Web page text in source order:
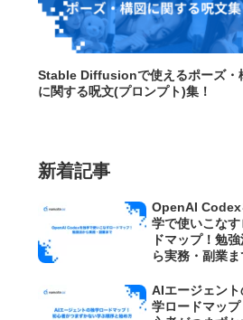
Stable Diffusionで使えるポーズ・
に関する呪文(プロンプト)集！
新着記事
OpenAI Codex
学で使いこなす
ドマップ！勉
ら実務・副業ま
AIエージェント
学ロードマップ